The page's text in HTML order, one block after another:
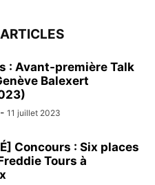
: Avant-première Talk
Balexert
- 11 juillet 2023
Concours : Six places
Tours à